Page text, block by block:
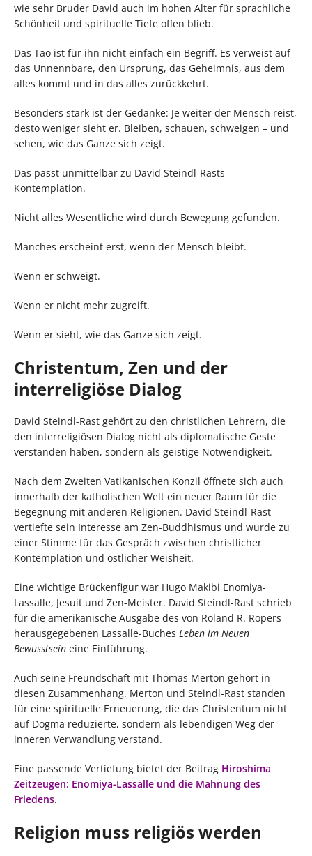
wie sehr Bruder David auch im hohen Alter für sprachliche
Schönheit und spirituelle Tiefe offen blieb.
Das Tao ist für ihn nicht einfach ein Begriff. Es verweist auf
das Unnennbare, den Ursprung, das Geheimnis, aus dem
alles kommt und in das alles zurückkehrt.
Besonders stark ist der Gedanke: Je weiter der Mensch reist,
desto weniger sieht er. Bleiben, schauen, schweigen – und
sehen, wie das Ganze sich zeigt.
Das passt unmittelbar zu David Steindl-Rasts
Kontemplation.
Nicht alles Wesentliche wird durch Bewegung gefunden.
Manches erscheint erst, wenn der Mensch bleibt.
Wenn er schweigt.
Wenn er nicht mehr zugreift.
Wenn er sieht, wie das Ganze sich zeigt.
Christentum, Zen und der
interreligiöse Dialog
David Steindl-Rast gehört zu den christlichen Lehrern, die
den interreligiösen Dialog nicht als diplomatische Geste
verstanden haben, sondern als geistige Notwendigkeit.
Nach dem Zweiten Vatikanischen Konzil öffnete sich auch
innerhalb der katholischen Welt ein neuer Raum für die
Begegnung mit anderen Religionen. David Steindl-Rast
vertiefte sein Interesse am Zen-Buddhismus und wurde zu
einer Stimme für das Gespräch zwischen christlicher
Kontemplation und östlicher Weisheit.
Eine wichtige Brückenfigur war Hugo Makibi Enomiya-
Lassalle, Jesuit und Zen-Meister. David Steindl-Rast schrieb
für die amerikanische Ausgabe des von Roland R. Ropers
herausgegebenen Lassalle-Buches Leben im Neuen
Bewusstsein eine Einführung.
Auch seine Freundschaft mit Thomas Merton gehört in
diesen Zusammenhang. Merton und Steindl-Rast standen
für eine spirituelle Erneuerung, die das Christentum nicht
auf Dogma reduzierte, sondern als lebendigen Weg der
inneren Verwandlung verstand.
Eine passende Vertiefung bietet der Beitrag Hiroshima
Zeitzeugen: Enomiya-Lassalle und die Mahnung des
Friedens.
Religion muss religiös werden